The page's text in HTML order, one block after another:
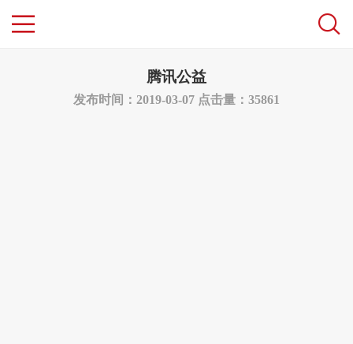
腾讯公益
发布时间：2019-03-07 点击量：35861